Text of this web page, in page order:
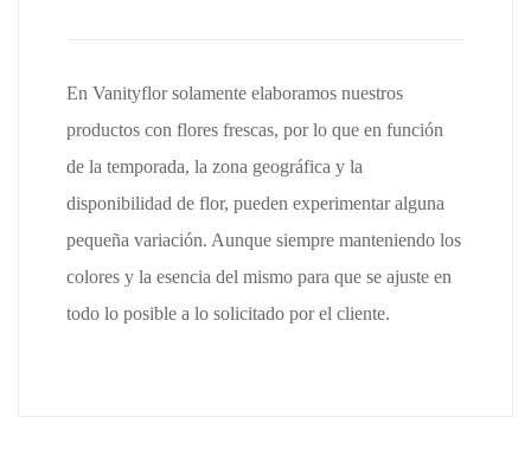
En Vanityflor solamente elaboramos nuestros
productos con flores frescas, por lo que en función
de la temporada, la zona geográfica y la
disponibilidad de flor, pueden experimentar alguna
pequeña variación. Aunque siempre manteniendo los
colores y la esencia del mismo para que se ajuste en
todo lo posible a lo solicitado por el cliente.